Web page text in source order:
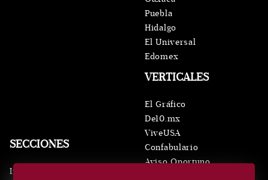
SECCIONES
Inicio
VERTICALES
El Gráfico
De10.mx
ViveUSA
Confabulario
Aviso Oportuno
Puebla
Hidalgo
El Universal
Edomex